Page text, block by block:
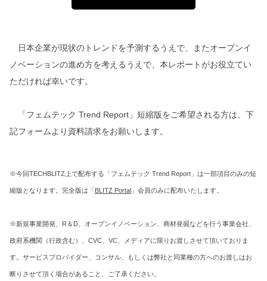
日本企業が現状のトレンドを予測するうえで、またオープンイ
ノベーションの進め方を考えるうえで、本レポートがお役立てい
ただければ幸いです。
「フェムテック Trend Report」短縮版をご希望される方は、下
記フォームより資料請求をお願いします。
※今回TECHBLITZ上で配布する「フェムテック Trend Report」は一部項目のみの短
縮版となります。完全版は「BLITZ Portal 」会員のみに配布いたします。
※新規事業開発、R＆D、オープンイノベーション、商材発掘などを行う事業会社、
政府系機関（行政含む）、CVC、VC、メディアに限りお渡しさせて頂いておりま
す。サービスプロバイダー、コンサル、もしくは弊社と同業種の方へのお渡しはお
断りさせて頂く場合があること、ご了承ください。